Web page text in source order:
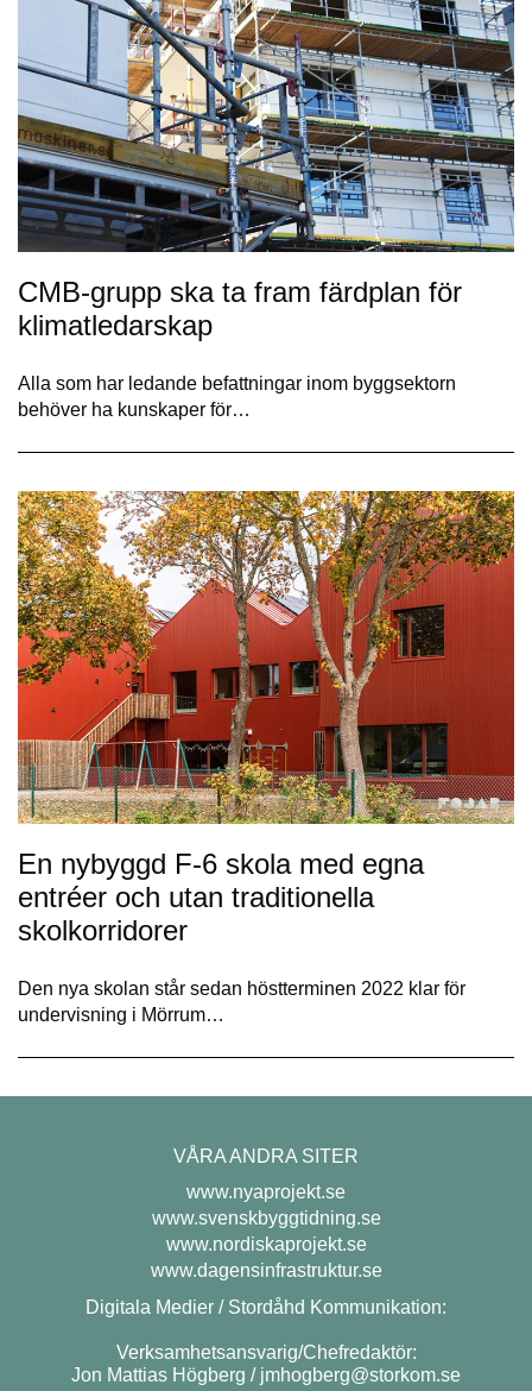
CMB-grupp ska ta fram färdplan för
klimatledarskap
Alla som har ledande befattningar inom byggsektorn
behöver ha kunskaper för…
En nybyggd F-6 skola med egna
entréer och utan traditionella
skolkorridorer
Den nya skolan står sedan höstterminen 2022 klar för
undervisning i Mörrum…
VÅRA ANDRA SITER
www.nyaprojekt.se
www.svenskbyggtidning.se
www.nordiskaprojekt.se
www.dagensinfrastruktur.se
Digitala Medier / Stordåhd Kommunikation:
Verksamhetsansvarig/Chefredaktör:
Jon Mattias Högberg / jmhogberg@storkom.se